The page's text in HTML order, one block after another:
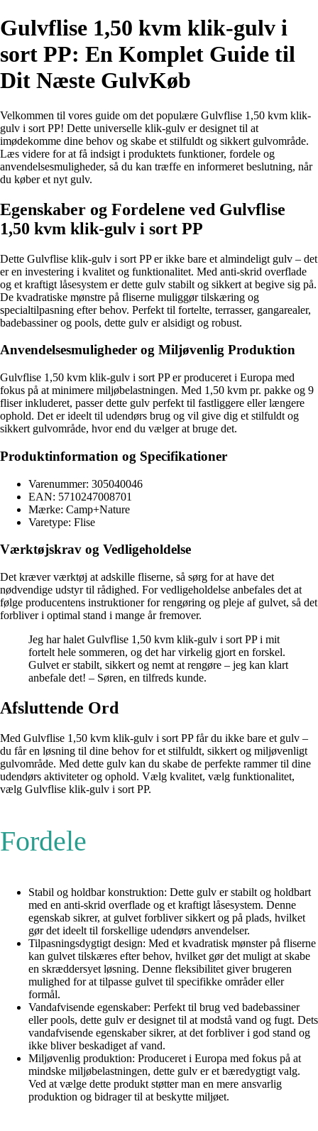
Gulvflise 1,50 kvm klik-gulv i
sort PP: En Komplet Guide til
Dit Næste GulvKøb
Velkommen til vores guide om det populære Gulvflise 1,50 kvm klik-
gulv i sort PP! Dette universelle klik-gulv er designet til at
imødekomme dine behov og skabe et stilfuldt og sikkert gulvområde.
Læs videre for at få indsigt i produktets funktioner, fordele og
anvendelsesmuligheder, så du kan træffe en informeret beslutning, når
du køber et nyt gulv.
Egenskaber og Fordelene ved Gulvflise
1,50 kvm klik-gulv i sort PP
Dette Gulvflise klik-gulv i sort PP er ikke bare et almindeligt gulv – det
er en investering i kvalitet og funktionalitet. Med anti-skrid overflade
og et kraftigt låsesystem er dette gulv stabilt og sikkert at begive sig på.
De kvadratiske mønstre på fliserne muliggør tilskæring og
specialtilpasning efter behov. Perfekt til fortelte, terrasser, gangarealer,
badebassiner og pools, dette gulv er alsidigt og robust.
Anvendelsesmuligheder og Miljøvenlig Produktion
Gulvflise 1,50 kvm klik-gulv i sort PP er produceret i Europa med
fokus på at minimere miljøbelastningen. Med 1,50 kvm pr. pakke og 9
fliser inkluderet, passer dette gulv perfekt til fastliggere eller længere
ophold. Det er ideelt til udendørs brug og vil give dig et stilfuldt og
sikkert gulvområde, hvor end du vælger at bruge det.
Produktinformation og Specifikationer
Varenummer: 305040046
EAN: 5710247008701
Mærke: Camp+Nature
Varetype: Flise
Værktøjskrav og Vedligeholdelse
Det kræver værktøj at adskille fliserne, så sørg for at have det
nødvendige udstyr til rådighed. For vedligeholdelse anbefales det at
følge producentens instruktioner for rengøring og pleje af gulvet, så det
forbliver i optimal stand i mange år fremover.
Jeg har halet Gulvflise 1,50 kvm klik-gulv i sort PP i mit
fortelt hele sommeren, og det har virkelig gjort en forskel.
Gulvet er stabilt, sikkert og nemt at rengøre – jeg kan klart
anbefale det! – Søren, en tilfreds kunde.
Afsluttende Ord
Med Gulvflise 1,50 kvm klik-gulv i sort PP får du ikke bare et gulv –
du får en løsning til dine behov for et stilfuldt, sikkert og miljøvenligt
gulvområde. Med dette gulv kan du skabe de perfekte rammer til dine
udendørs aktiviteter og ophold. Vælg kvalitet, vælg funktionalitet,
vælg Gulvflise klik-gulv i sort PP.
Fordele
Stabil og holdbar konstruktion: Dette gulv er stabilt og holdbart
med en anti-skrid overflade og et kraftigt låsesystem. Denne
egenskab sikrer, at gulvet forbliver sikkert og på plads, hvilket
gør det ideelt til forskellige udendørs anvendelser.
Tilpasningsdygtigt design: Med et kvadratisk mønster på fliserne
kan gulvet tilskæres efter behov, hvilket gør det muligt at skabe
en skræddersyet løsning. Denne fleksibilitet giver brugeren
mulighed for at tilpasse gulvet til specifikke områder eller
formål.
Vandafvisende egenskaber: Perfekt til brug ved badebassiner
eller pools, dette gulv er designet til at modstå vand og fugt. Dets
vandafvisende egenskaber sikrer, at det forbliver i god stand og
ikke bliver beskadiget af vand.
Miljøvenlig produktion: Produceret i Europa med fokus på at
mindske miljøbelastningen, dette gulv er et bæredygtigt valg.
Ved at vælge dette produkt støtter man en mere ansvarlig
produktion og bidrager til at beskytte miljøet.